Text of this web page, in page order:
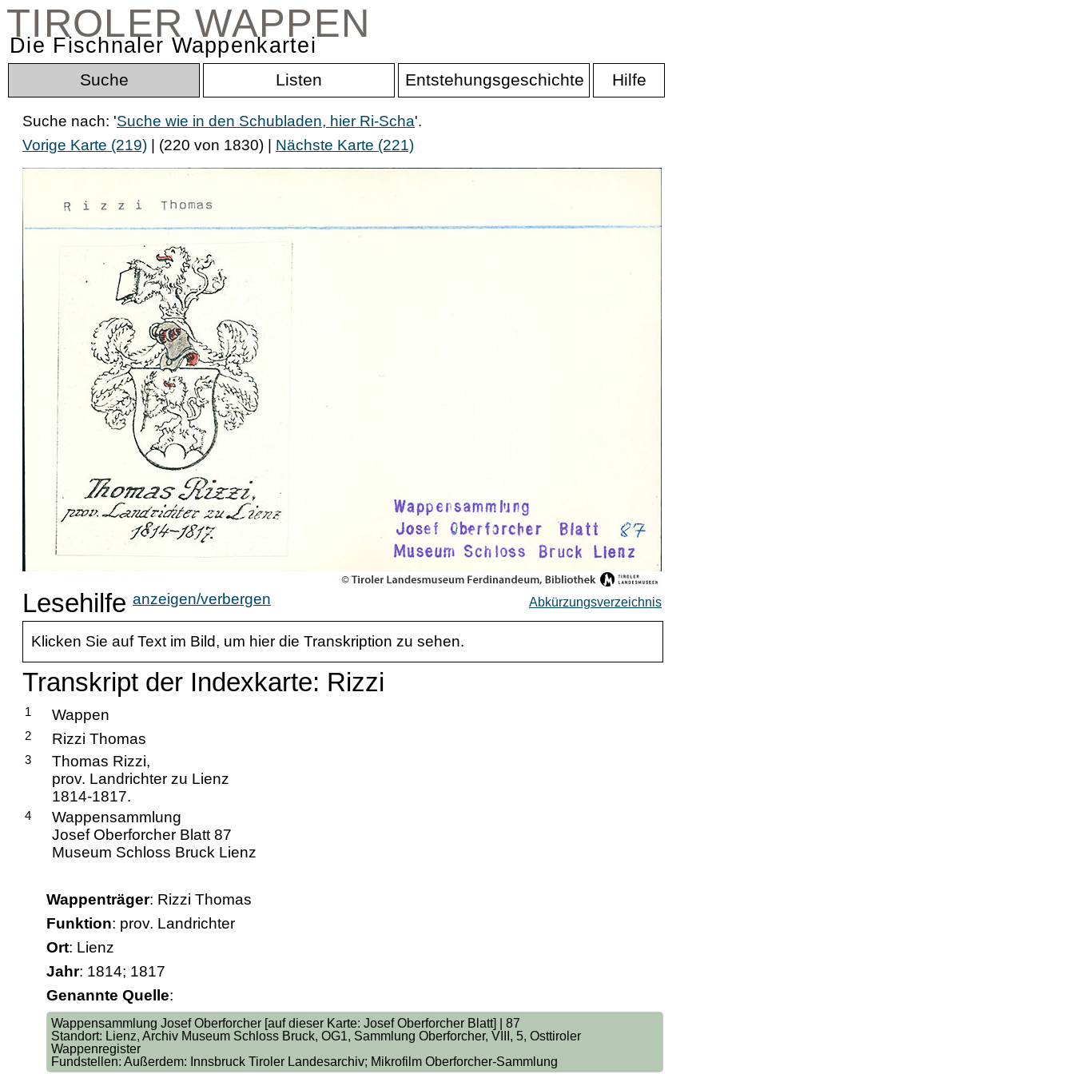
TIROLER WAPPEN
Die Fischnaler Wappenkartei
Suche Listen Entstehungsgeschichte Hilfe
Suche nach: 'Suche wie in den Schubladen, hier Ri-Scha'.
Vorige Karte (219) | (220 von 1830) | Nächste Karte (221)
Lesehilfe anzeigen/verbergen Abkürzungsverzeichnis
Klicken Sie auf Text im Bild, um hier die Transkription zu sehen.
Transkript der Indexkarte: Rizzi
1 Wappen
2 Rizzi Thomas
3
Thomas Rizzi,
prov. Landrichter zu Lienz
1814-1817.
4
Wappensammlung
Josef Oberforcher Blatt 87
Museum Schloss Bruck Lienz
Wappenträger: Rizzi Thomas
Funktion: prov. Landrichter
Ort: Lienz
Jahr: 1814; 1817
Genannte Quelle:
Wappensammlung Josef Oberforcher [auf dieser Karte: Josef Oberforcher Blatt] | 87
Standort: Lienz, Archiv Museum Schloss Bruck, OG1, Sammlung Oberforcher, VIII, 5, Osttiroler
Wappenregister
Fundstellen: Außerdem: Innsbruck Tiroler Landesarchiv; Mikrofilm Oberforcher-Sammlung